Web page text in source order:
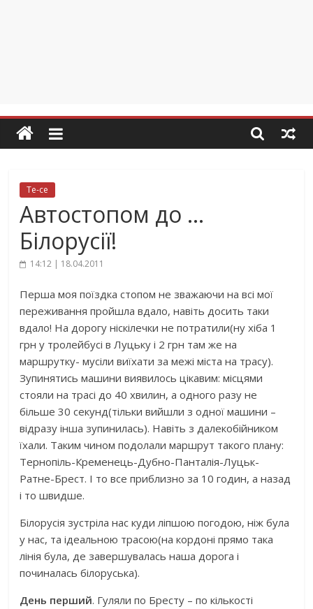
Те-се
Автостопом до …
Білорусії!
14:12 | 18.04.2011
Перша моя поїздка стопом не зважаючи на всі мої
переживання пройшла вдало, навіть досить таки
вдало! На дорогу ніскілечки не потратили(ну хіба 1
грн у тролейбусі в Луцьку і 2 грн там же на
маршрутку- мусіли виїхати за межі міста на трасу).
Зупинятись машини виявилось цікавим: місцями
стояли на трасі до 40 хвилин, а одного разу не
більше 30 секунд(тільки вийшли з одної машини –
відразу інша зупинилась). Навіть з далекобійником
їхали. Таким чином подолали маршрут такого плану:
Тернопіль-Кременець-Дубно-Панталія-Луцьк-
Ратне-Брест. І то все приблизно за 10 годин, а назад
і то швидше.
Білорусія зустріла нас куди ліпшою погодою, ніж була
у нас, та ідеальною трасою(на кордоні прямо така
лінія була, де завершувалась наша дорога і
починалась білоруська).
День перший. Гуляли по Бресту – по кількості